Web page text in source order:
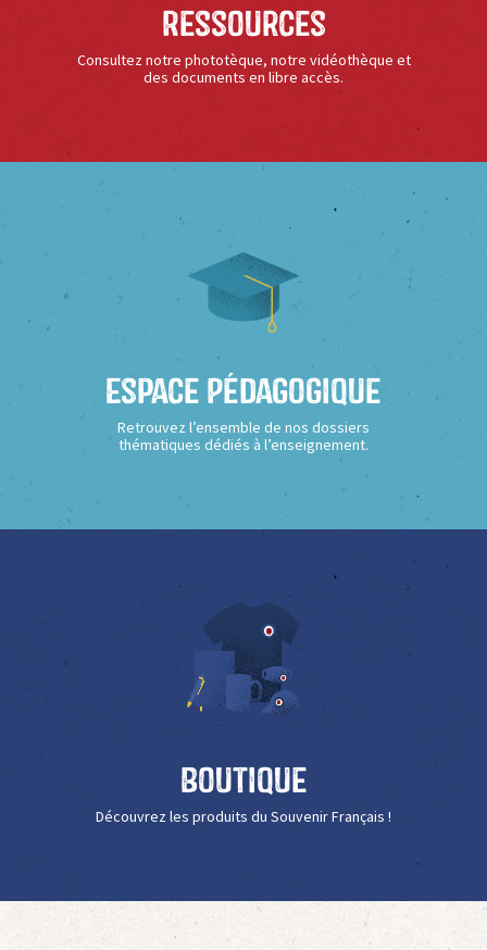
Ressources
Consultez notre phototèque, notre vidéothèque et
des documents en libre accès.
Espace Pédagogique
Retrouvez l’ensemble de nos dossiers
thématiques dédiés à l’enseignement.
Boutique
Découvrez les produits du Souvenir Français !